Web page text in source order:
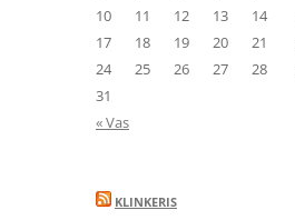
10
11 12 13 14
17
18 19 20 21
24
25 26 27 28
31
« Vas
KLINKERIS